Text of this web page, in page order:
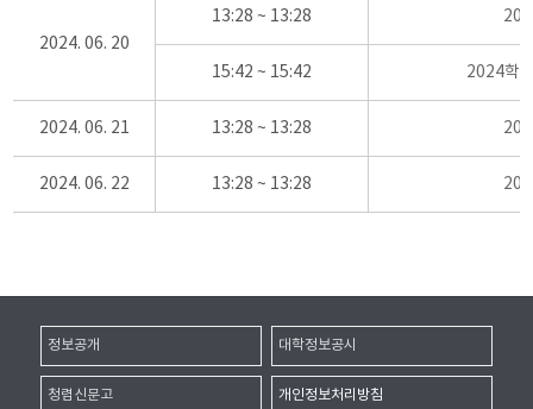
2024. 06. 20
13:28 ~ 13:28
15:42 ~ 15:42 2024학
2024. 06. 21 13:28 ~ 13:28
2024. 06. 22 13:28 ~ 13:28
정보공개 대학정보공시
청렴신문고 개인정보처리방침